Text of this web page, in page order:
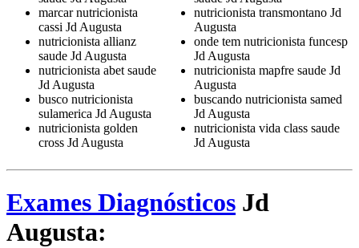
marcar nutricionista
cassi Jd Augusta
nutricionista allianz
saude Jd Augusta
nutricionista abet saude
Jd Augusta
busco nutricionista
sulamerica Jd Augusta
nutricionista golden
cross Jd Augusta
nutricionista transmontano Jd
Augusta
onde tem nutricionista funcesp
Jd Augusta
nutricionista mapfre saude Jd
Augusta
buscando nutricionista samed
Jd Augusta
nutricionista vida class saude
Jd Augusta
Exames Diagnósticos Jd
Augusta: